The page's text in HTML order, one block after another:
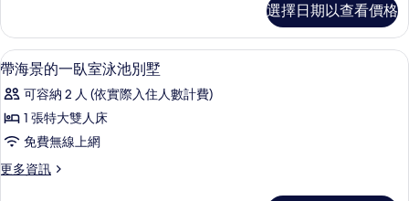
臥
室
泳
池
別
墅
的
拉
賈
五
室
泳
別
墅
的
選擇日期以查看價格
顯
示
帶
海
景
的
游泳池 | 7 座室外游泳池，開放時間
2
帶海景的一臥室泳池別墅
可容納 2 人 (依實際入住人數計費)
1 張特大雙人床
免費無線上網
更多資訊
更